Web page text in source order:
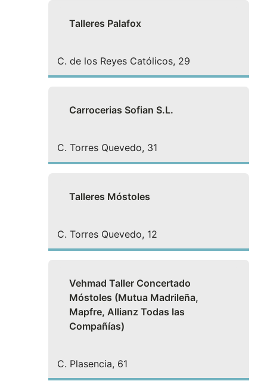
Talleres Palafox
C. de los Reyes Católicos, 29
Carrocerias Sofian S.L.
C. Torres Quevedo, 31
Talleres Móstoles
C. Torres Quevedo, 12
Vehmad Taller Concertado
Móstoles (Mutua Madrileña,
Mapfre, Allianz Todas las
Compañías)
C. Plasencia, 61